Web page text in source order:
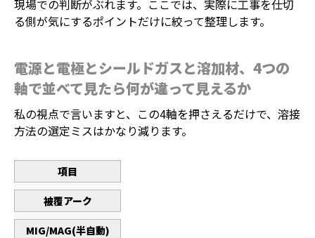
現場での判断がぶれます。ここでは、実際に工事を仕切
る側が気にするポイントだけに絞って整理します。
電源と電極とシールドガスと溶加材、4つの
軸で並べて見たら何が違って見えるか
私の視点で言いますと、この4軸を押さえるだけで、溶接
方法の選定ミスはかなり減ります。
項目
被覆アーク
MIG/MAG(半自動)